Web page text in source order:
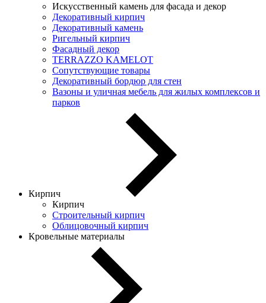
Искусственный камень для фасада и декор
Декоративный кирпич
Декоративный камень
Ригельный кирпич
Фасадный декор
TERRAZZO KAMELOT
Сопутствующие товары
Декоративный бордюр для стен
Вазоны и уличная мебель для жилых комплексов и
парков
Кирпич
Кирпич
Строительный кирпич
Облицовочный кирпич
Кровельные материалы